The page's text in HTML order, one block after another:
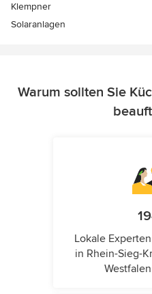
Klempner
Solaranlagen
Warum sollten Sie
Lokale
in Rhein-Sieg-